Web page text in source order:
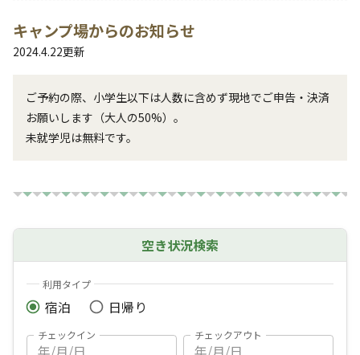
キャンプ場からのお知らせ
2024.4.22更新
ご予約の際、小学生以下は人数に含めず現地でご申告・決済
お願いします（大人の50%）。
未就学児は無料です。
空き状況検索
利用タイプ
宿泊 日帰り
チェックイン チェックアウト